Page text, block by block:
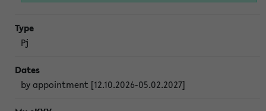
Pj
by appointment [12.10.2026-05.02.2027]